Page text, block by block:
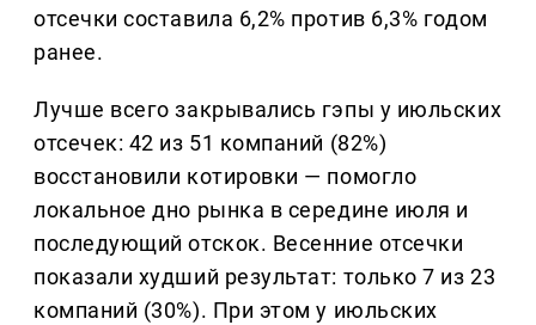
отсечки составила 6,2% против 6,3% годом
ранее.
Лучше всего закрывались гэпы у июльских
отсечек: 42 из 51 компаний (82%)
восстановили котировки — помогло
локальное дно рынка в середине июля и
последующий отскок. Весенние отсечки
показали худший результат: только 7 из 23
компаний (30%). При этом у июльских